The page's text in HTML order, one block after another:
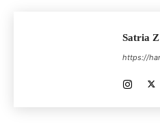
Satria
https://